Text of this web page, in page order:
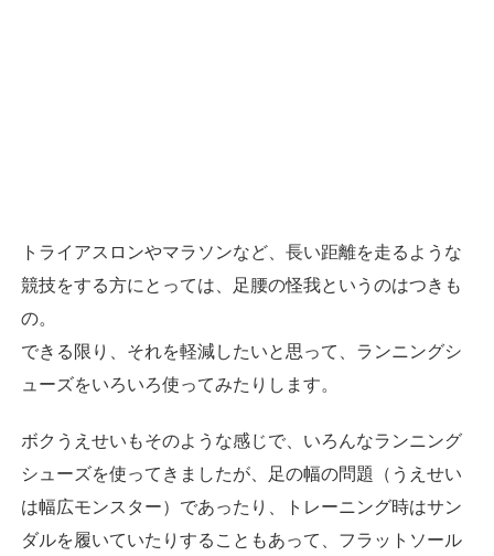
トライアスロンやマラソンなど、長い距離を走るような
競技をする方にとっては、足腰の怪我というのはつきも
の。
できる限り、それを軽減したいと思って、ランニングシ
ューズをいろいろ使ってみたりします。
ボクうえせいもそのような感じで、いろんなランニング
シューズを使ってきましたが、足の幅の問題（うえせい
は幅広モンスター）であったり、トレーニング時はサン
ダルを履いていたりすることもあって、フラットソール